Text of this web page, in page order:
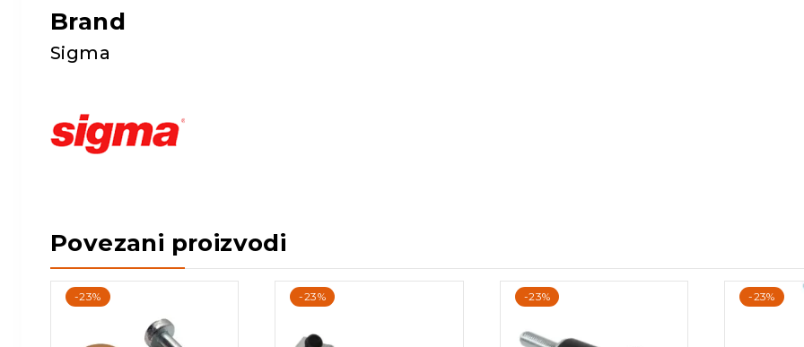
Brand
Sigma
Povezani proizvodi
-23% -23% -23% -23%